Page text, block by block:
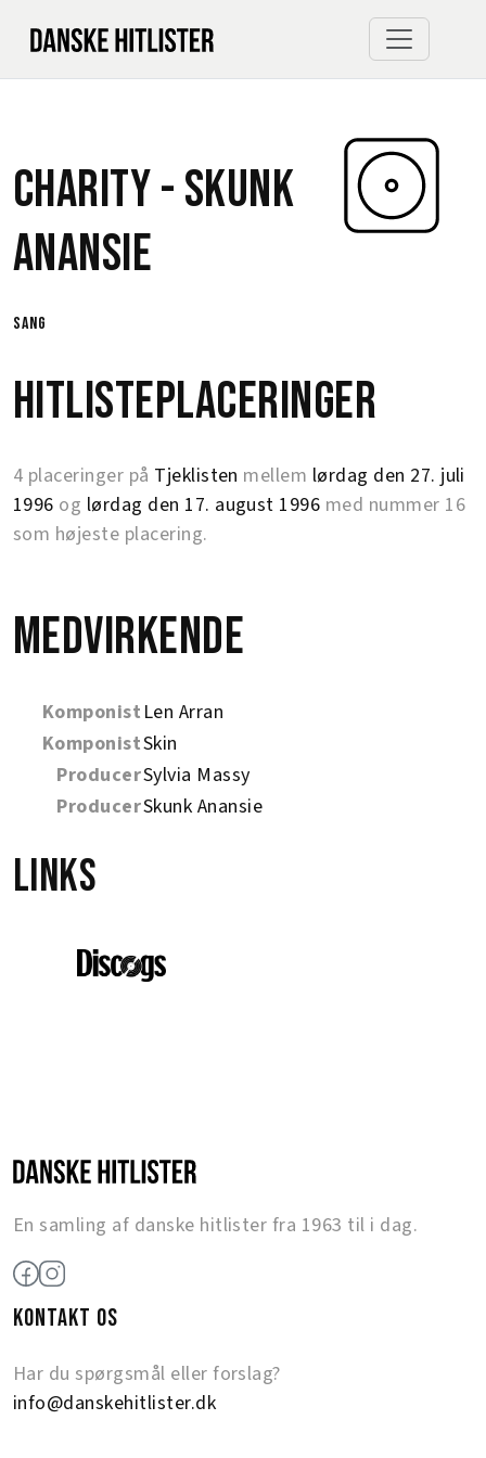
Charity -Skunk
Anansie
sang
Hitlisteplaceringer
4 placeringer på Tjeklisten mellem lørdag den 27. juli
1996 og lørdag den 17. august 1996 med nummer 16
som højeste placering.
Medvirkende
Komponist Len Arran
KomponistSkin
ProducerSylvia Massy
ProducerSkunk Anansie
Links
En samling af danske hitlister fra 1963 til i dag.
KONTAKT OS
Har du spørgsmål eller forslag?
info@danskehitlister.dk